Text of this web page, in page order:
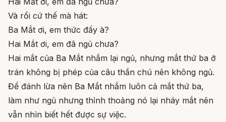
Và rồi cứ thế mà hát:
Ba Mắt ơi, em thức đấy à?
Hai Mắt ơi, em đã ngủ chưa?
Hai mắt của Ba Mắt nhắm lại ngủ, nhưng mắt thứ ba ở
trán không bị phép của câu thần chú nên không ngủ.
Để đánh lừa nên Ba Mắt nhắm luôn cả mắt thứ ba,
làm như ngủ nhưng thỉnh thoảng nó lại nháy mắt nên
vẫn nhìn biết hết được sự việc.